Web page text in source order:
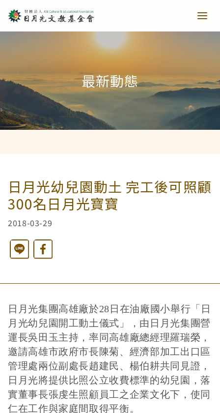
青少培育
助力培育
樂讀種書
教育推廣
當主播遇上古人第一季
西洋藝術奇幻之旅第一季
全球華文學生文學獎-永續日月特別獎
藝文扎根
藝文散策
慈善同樂會
樂齡樂學
公共建設
農田水利
港灣建設
火力電能
水力電能
最新動態
關於我們
關於我們
捐助章程
成果年報
文章搜尋
最新動態
日月光幼兒園動土 完工後可照顧
300名日月光寶寶
2018-03-29
Line
日月光集團高雄廠於28日在油廠國小舉行「日
月光幼兒園開工動土儀式」，由日月光集團營
運長吳田玉主持，率同高雄廠總經理羅瑞榮，
邀請高雄市政府市長陳菊、經濟部加工出口區
管理處兩位副處長趙建民、楊伯耕共同見證，
日月光將提供比照公立收費標準的幼兒園，落
實董事長張虔生照顧員工之企業文化下，使同
仁在工作與家庭間取得平衡。